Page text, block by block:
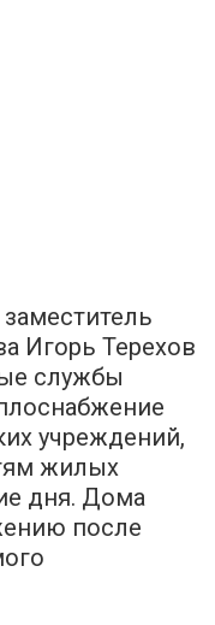
Игорь Терехов
службы
учреждений,
жилых
дня. Дома
после